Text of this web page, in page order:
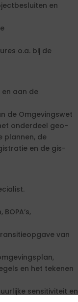
en
o.a. bij de
aan de
de Omgevingswet
onderdeel geo-
plannen, de
en de gis-
van
en het tekenen
sensitiviteit en